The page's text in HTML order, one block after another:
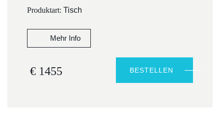
Produktart: Tisch
Mehr Info
€ 1455 BESTELLEN